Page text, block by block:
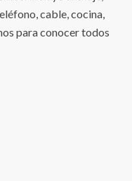
cable, cocina,
para conocer todos